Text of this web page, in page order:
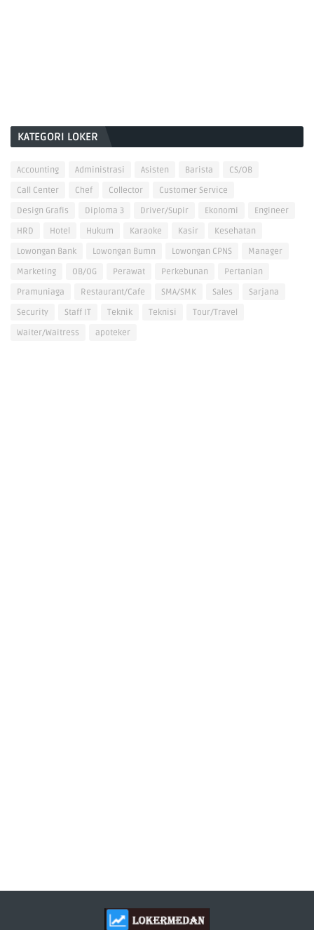
KATEGORI LOKER
Accounting Administrasi Asisten Barista
CS/OB
Call Center
Chef Collector
Customer Service
Design Grafis
Diploma 3 Driver/Supir Ekonomi
Engineer
HRD
Hotel Hukum Karaoke Kasir
Kesehatan
Lowongan Bank
Lowongan Bumn Lowongan CPNS
Manager
Marketing
OB/OG Perawat Perkebunan
Pertanian
Pramuniaga
Restaurant/Cafe SMA/SMK Sales
Sarjana
Security
Staff IT Teknik Teknisi
Tour/Travel
Waiter/Waitress
apoteker